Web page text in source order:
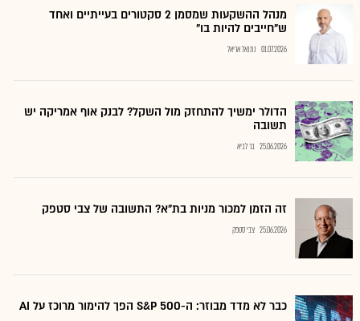
מנהל ההשקעות שמסמן 2 סקטורים בעייתיים ואחד
ש"חייבים להיות בו"
01.07.2026 נתנאל אריאל
הדולר ימשיך להתחזק מול השקל? לבנק אוף אמריקה יש
תשובה
25.06.2026 בר לביא
זה הזמן למכור מניות בת"א? התשובה של צבי סטפק
25.06.2026 צבי סטפק
כבר לא מדד מבוזר: ה-S&P 500 הפך להימור מרוכז על AI